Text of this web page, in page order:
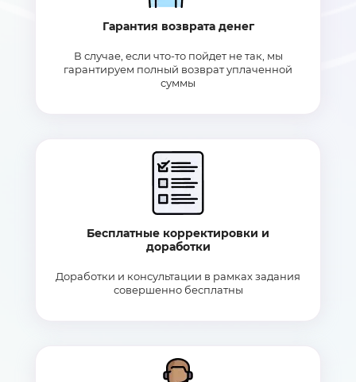
Гарантия возврата денег
В случае, если что-то пойдет не так, мы
гарантируем полный возврат уплаченной
суммы
Бесплатные корректировки и
доработки
Доработки и консультации в рамках задания
совершенно бесплатны